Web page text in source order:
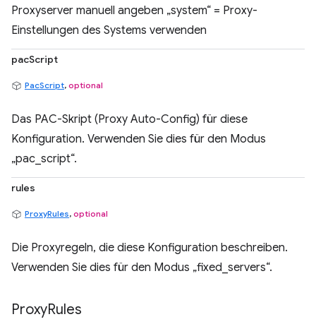
Proxyserver manuell angeben „system“ = Proxy-
Einstellungen des Systems verwenden
pacScript
PacScript, optional
Das PAC-Skript (Proxy Auto-Config) für diese
Konfiguration. Verwenden Sie dies für den Modus
„pac_script“.
rules
ProxyRules, optional
Die Proxyregeln, die diese Konfiguration beschreiben.
Verwenden Sie dies für den Modus „fixed_servers“.
ProxyRules